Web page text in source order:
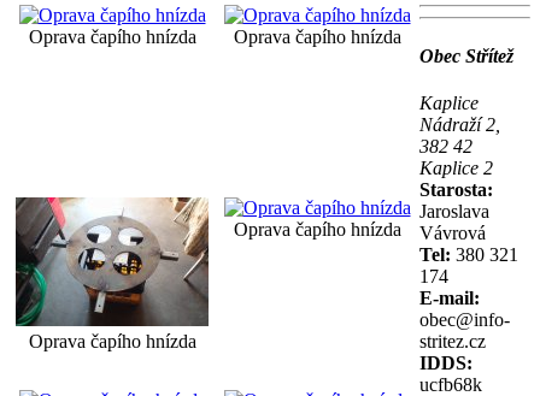
Oprava čapího hnízda Oprava čapího hnízda
Oprava čapího hnízda
Oprava čapího hnízda
Obec Střítež
Kaplice
Nádraží 2,
382 42
Kaplice 2
Starosta:
Jaroslava
Vávrová
Tel: 380 321
174
E-mail:
obec@info-
stritez.cz
IDDS:
ucfb68k